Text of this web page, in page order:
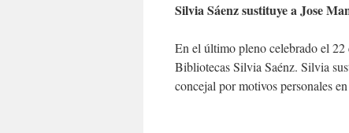
Silvia Sáenz sustituye a Jose
En el último pleno celebrado el
Bibliotecas Silvia Saénz. Silvia
concejal por motivos personales